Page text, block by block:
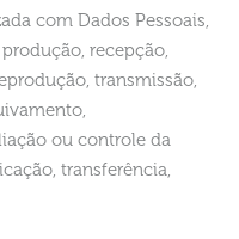
com Dados Pessoais,
recepção,
transmissão,
ou controle da
transferência,